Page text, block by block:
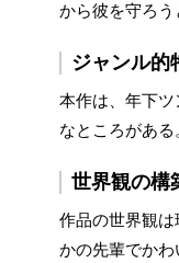
から彼を守ろう
ジャンル的
本作は、年下
なところがあ
世界観の構
作品の世界観
かの先輩でかわ